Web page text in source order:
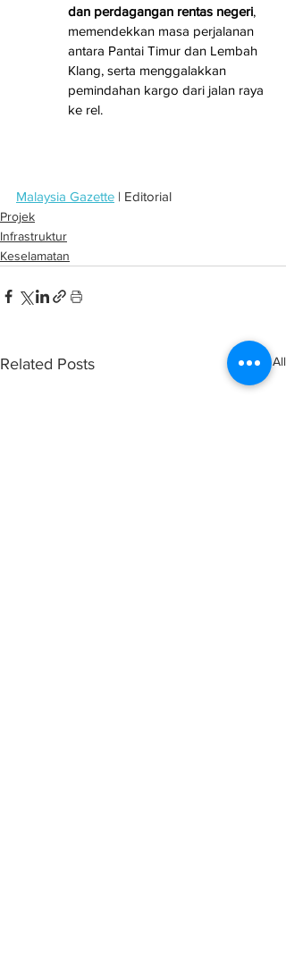
dan perdagangan rentas negeri,
memendekkan masa perjalanan
antara Pantai Timur dan Lembah
Klang, serta menggalakkan
pemindahan kargo dari jalan raya
ke rel.
Malaysia Gazette | Editorial
Projek
Infrastruktur
Keselamatan
Related Posts See All